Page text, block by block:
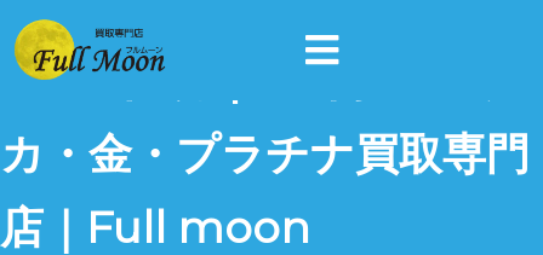
2024年2月 | 富山県のポケ
カ・金・プラチナ買取専門
店｜Full moon